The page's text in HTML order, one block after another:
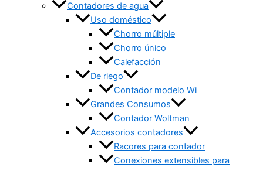
Contadores de agua
Uso doméstico
Chorro múltiple
Chorro único
Calefacción
De riego
Contador modelo Wi
Grandes Consumos
Contador Woltman
Accesorios contadores
Racores para contador
Conexiones extensibles para